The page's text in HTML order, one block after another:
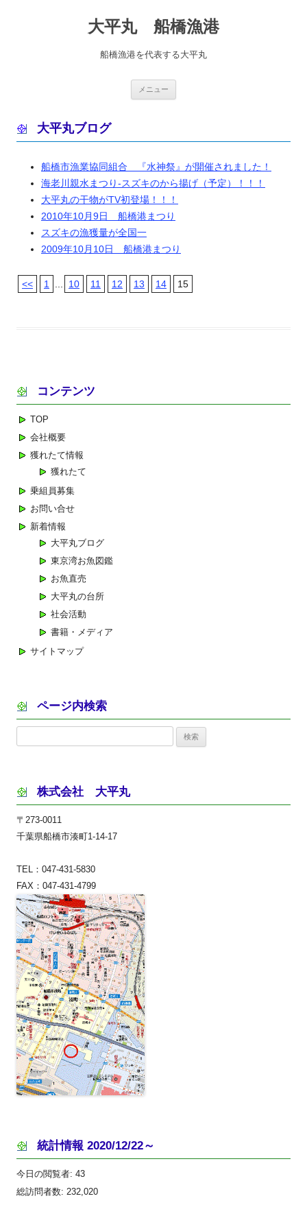
大平丸 船橋漁港
船橋漁港を代表する大平丸
メニュー
大平丸ブログ
船橋市漁業協同組合 『水神祭』が開催されました！
海老川親水まつり-スズキのから揚げ（予定）！！！
大平丸の干物がTV初登場！！！
2010年10月9日 船橋港まつり
スズキの漁獲量が全国一
2009年10月10日 船橋港まつり
<< 1 10 11 12 13 14 15
コンテンツ
TOP
会社概要
獲れたて情報
獲れたて
乗組員募集
お問い合せ
新着情報
大平丸ブログ
東京湾お魚図鑑
お魚直売
大平丸の台所
社会活動
書籍・メディア
サイトマップ
ページ内検索
株式会社 大平丸
〒273-0011
千葉県船橋市湊町1-14-17
TEL：047-431-5830
FAX：047-431-4799
統計情報 2020/12/22～
今日の閲覧者: 43
総訪問者数: 232,020